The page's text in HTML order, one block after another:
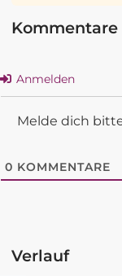
Kommentare
Anmelden
Melde dich
0 KOMMENTARE
Verlauf